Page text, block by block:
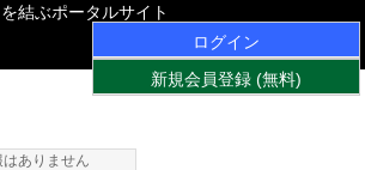
結ぶポータルサイト
ログイン
新規会員登録 (無料)
ありません